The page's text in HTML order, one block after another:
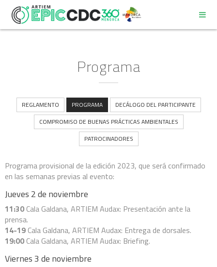
REGLAMENTO
DECÁLOGO DEL PARTICIPANTE
COMPROMISO DE BUENAS PRÁCTICAS AMBIENTALES
PATROCINADORES
Programa
REGLAMENTO PROGRAMA
DECÁLOGO DEL PARTICIPANTE
COMPROMISO DE BUENAS PRÁCTICAS AMBIENTALES
PATROCINADORES
Programa provisional de la edición 2023, que será confirmado
en las semanas previas al evento:
Jueves 2 de noviembre
11:30 Cala Galdana, ARTIEM Audax: Presentación ante la
prensa.
14-19 Cala Galdana, ARTIEM Audax: Entrega de dorsales.
19:00 Cala Galdana, ARTIEM Audax: Briefing.
Viernes 3 de noviembre